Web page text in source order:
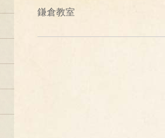
鎌倉教室